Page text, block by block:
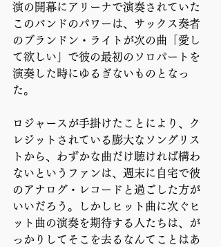
演の開幕にアリーナで演奏されていた
このバンドのパワーは、サックス奏者
のブランドン・ライトが次の曲「愛し
て欲しい」で彼の最初のソロパートを
演奏した時にゆるぎないものとなっ
た。
ロジャースが手掛けたことにより、ク
レジットされている膨大なソングリス
トから、わずかな曲だけ聴ければ構わ
ないというファンは、週末に自宅で彼
のアナログ・レコードと過ごした方が
いいだろう。しかしヒット曲に次ぐヒ
ット曲の演奏を期待する人たちは、が
っかりしてそこを去るなんてことはあ